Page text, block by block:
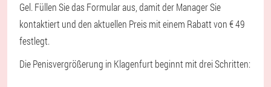
Gel. Füllen Sie das Formular aus, damit der Manager Sie
kontaktiert und den aktuellen Preis mit einem Rabatt von € 49
festlegt.
Die Penisvergrößerung in Klagenfurt beginnt mit drei Schritten: